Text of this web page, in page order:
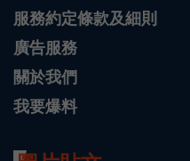
服務約定條款及細則
廣告服務
關於我們
我要爆料